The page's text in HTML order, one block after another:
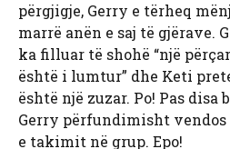
përgjigje, Gerry e tërheq
marrë anën e saj të gjërave.
ka filluar të shohë “një
është i lumtur” dhe Keti
është një zuzar. Po! Pas
Gerry përfundimisht vendos
e takimit në grup. Epo!